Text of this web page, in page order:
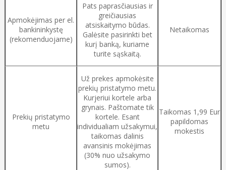
Apmokėjimas per el.
bankininkystę
(rekomenduojame)
Pats paprasčiausias ir
greičiausias
atsiskaitymo būdas.
Galėsite pasirinkti bet
kurį banką, kuriame
turite sąskaitą.
Netaikomas
Prekių pristatymo
metu
Už prekes apmokėsite
prekių pristatymo metu.
Kurjeriui kortele arba
grynais. Paštomate tik
kortele. Esant
individualiam užsakymui,
taikomas dalinis
avansinis mokėjimas
(30% nuo užsakymo
sumos).
Taikomas 1,99 Eur
papildomas
mokestis